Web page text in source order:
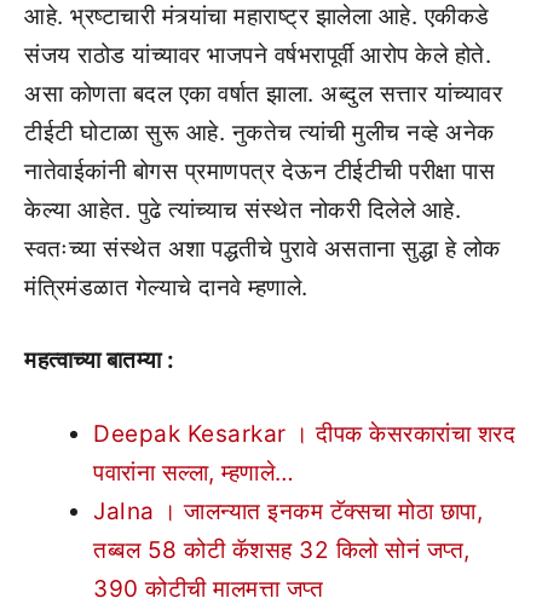
आहे. भ्रष्टाचारी मंत्र्यांचा महाराष्ट्र झालेला आहे. एकीकडे
संजय राठोड यांच्यावर भाजपने वर्षभरापूर्वी आरोप केले होते.
असा कोणता बदल एका वर्षात झाला. अब्दुल सत्तार यांच्यावर
टीईटी घोटाळा सुरू आहे. नुकतेच त्यांची मुलीच नव्हे अनेक
नातेवाईकांनी बोगस प्रमाणपत्र देऊन टीईटीची परीक्षा पास
केल्या आहेत. पुढे त्यांच्याच संस्थेत नोकरी दिलेले आहे.
स्वतःच्या संस्थेत अशा पद्धतीचे पुरावे असताना सुद्धा हे लोक
मंत्रिमंडळात गेल्याचे दानवे म्हणाले.
महत्वाच्या बातम्या :
Deepak Kesarkar । दीपक केसरकारांचा शरद
पवारांना सल्ला, म्हणाले…
Jalna । जालन्यात इनकम टॅक्सचा मोठा छापा,
तब्बल 58 कोटी कॅशसह 32 किलो सोनं जप्त,
390 कोटीची मालमत्ता जप्त